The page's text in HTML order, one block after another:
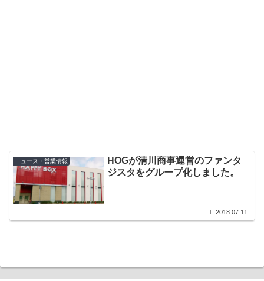
ニュース・営業情報
HOGが清川商事運営のファンタ
ジスタをグループ化しました。
2018.07.11